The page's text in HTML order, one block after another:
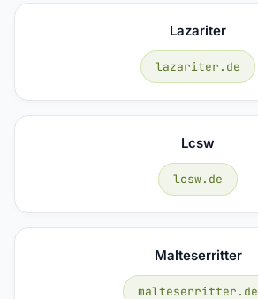
Lazariter
lazariter.de
Lcsw
lcsw.de
Malteserritter
malteserritter.de